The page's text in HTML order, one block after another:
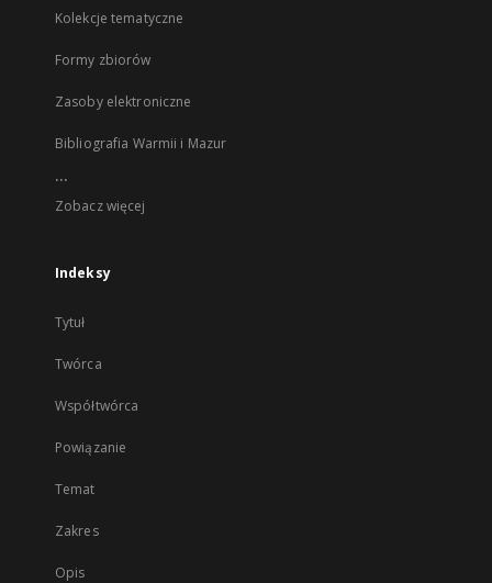
Kolekcje tematyczne
Formy zbiorów
Zasoby elektroniczne
Bibliografia Warmii i Mazur
...
Zobacz więcej
Indeksy
Tytuł
Twórca
Współtwórca
Powiązanie
Temat
Zakres
Opis